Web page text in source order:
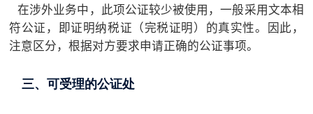
在涉外业务中，此项公证较少被使用，一般采用文本相
符公证，即证明纳税证（完税证明）的真实性。因此，
注意区分，根据对方要求申请正确的公证事项。
三、可受理的公证处